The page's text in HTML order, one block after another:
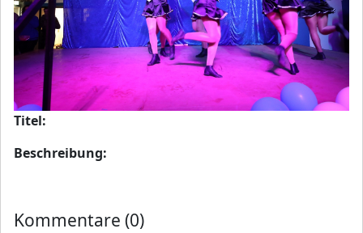
Titel:
Beschreibung:
Kommentare (0)